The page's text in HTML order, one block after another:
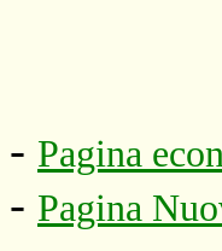
- Pagina
- Pagina